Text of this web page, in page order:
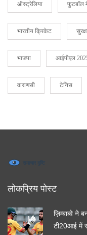
ऑस्ट्रेलिया फुटबॉल
भारतीय क्रिकेट
भाजपा आईपीएल
वाराणसी टेनिस
लोकप्रिय पोस्ट
ज़िम्बाब्वे ने
टी20आई में